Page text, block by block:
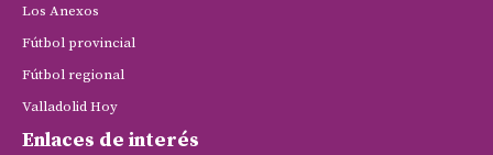
Los Anexos
Fútbol provincial
Fútbol regional
Valladolid Hoy
Enlaces de interés